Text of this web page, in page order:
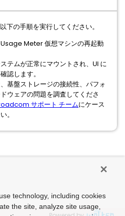
下の手順を実行してください。
Meter 仮想マシンの再起動
テムが正常にマウントされ、UI に
認します。
基盤ストレージの接続性、パフォ
ウェアの問題を調査してくださ
サポート チームにケース
。
technology, including cookies
the site, analyze site usage,